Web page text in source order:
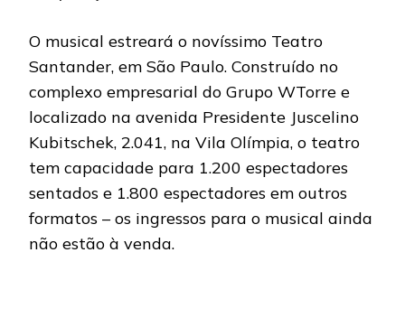
O musical estreará o novíssimo Teatro
Santander, em São Paulo. Construído no
complexo empresarial do Grupo WTorre e
localizado na avenida Presidente Juscelino
Kubitschek, 2.041, na Vila Olímpia, o teatro
tem capacidade para 1.200 espectadores
sentados e 1.800 espectadores em outros
formatos – os ingressos para o musical ainda
não estão à venda.